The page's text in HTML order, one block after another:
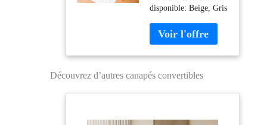
disponible: Beige, Gris
Découvrez d’autres canapés convertibles